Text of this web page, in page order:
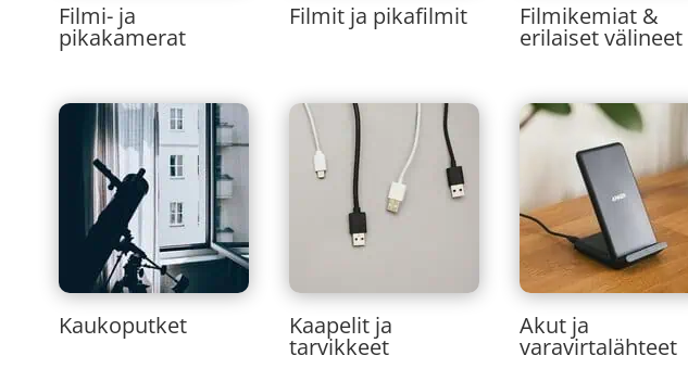
Filmi- ja
pikakamerat
Filmit ja pikafilmit Filmikemiat &
erilaiset välineet
Kaukoputket Kaapelit ja
tarvikkeet
Akut ja
varavirtalähteet